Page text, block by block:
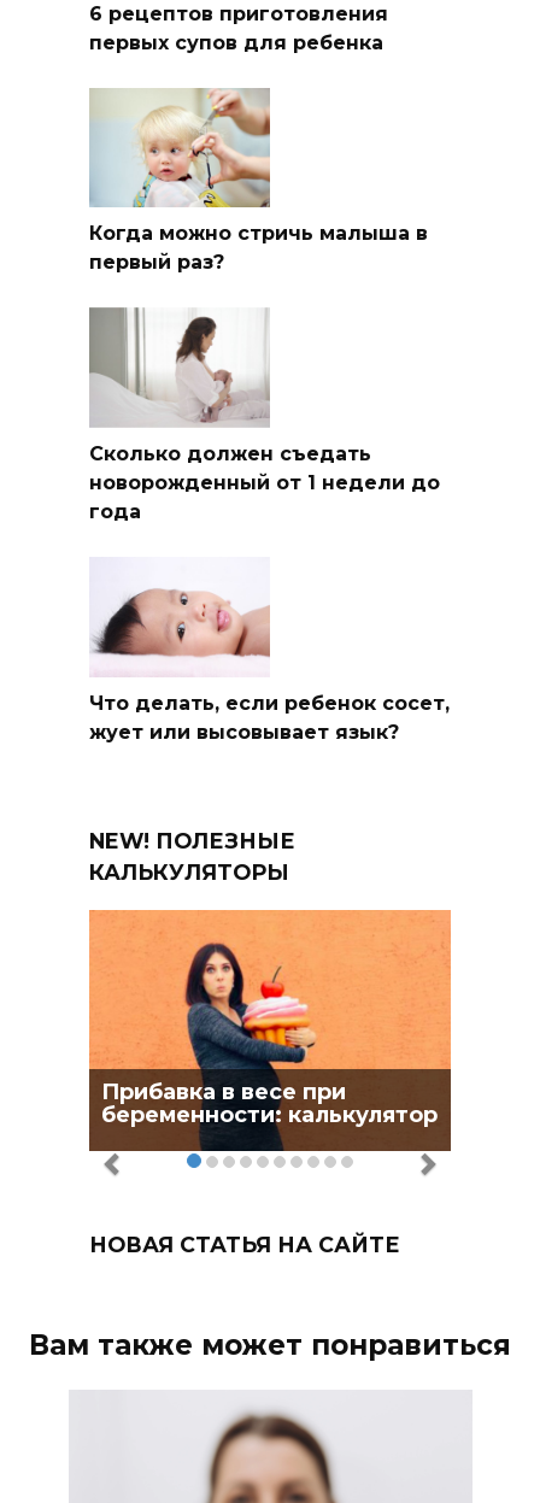
6 рецептов приготовления
первых супов для ребенка
Когда можно стричь малыша в
первый раз?
Сколько должен съедать
новорожденный от 1 недели до
года
Что делать, если ребенок сосет,
жует или высовывает язык?
NEW! ПОЛЕЗНЫЕ
КАЛЬКУЛЯТОРЫ
Прибавка в весе при
беременности: калькулятор
НОВАЯ СТАТЬЯ НА САЙТЕ
Вам также может понравиться